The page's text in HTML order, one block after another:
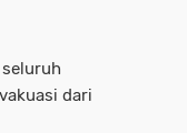
dari